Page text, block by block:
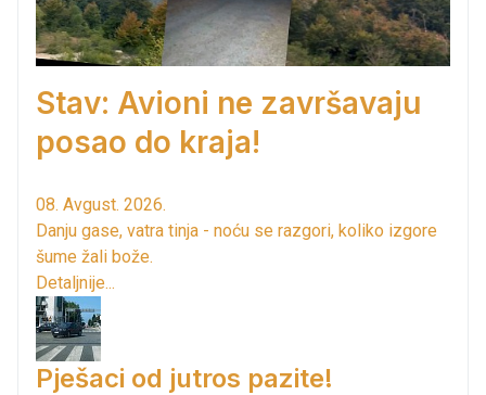
Stav: Avioni ne završavaju
posao do kraja!
08. Avgust. 2026.
Danju gase, vatra tinja - noću se razgori, koliko izgore
šume žali bože.
Detaljnije...
Pješaci od jutros pazite!